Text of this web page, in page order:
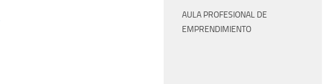
AULA PROFESIONAL DE
EMPRENDIMIENTO